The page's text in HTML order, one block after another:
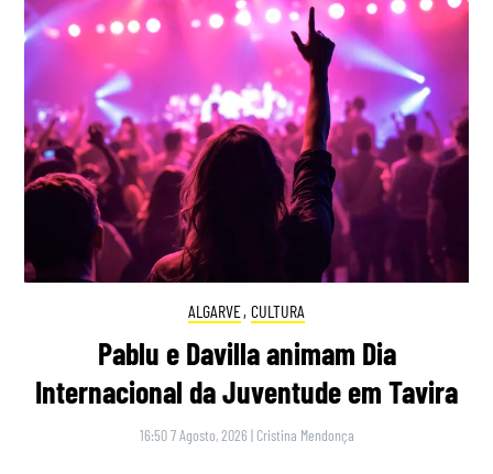
ALGARVE, CULTURA
Pablu e Davilla animam Dia
Internacional da Juventude em Tavira
16:50 7 Agosto, 2026 | Cristina Mendonça